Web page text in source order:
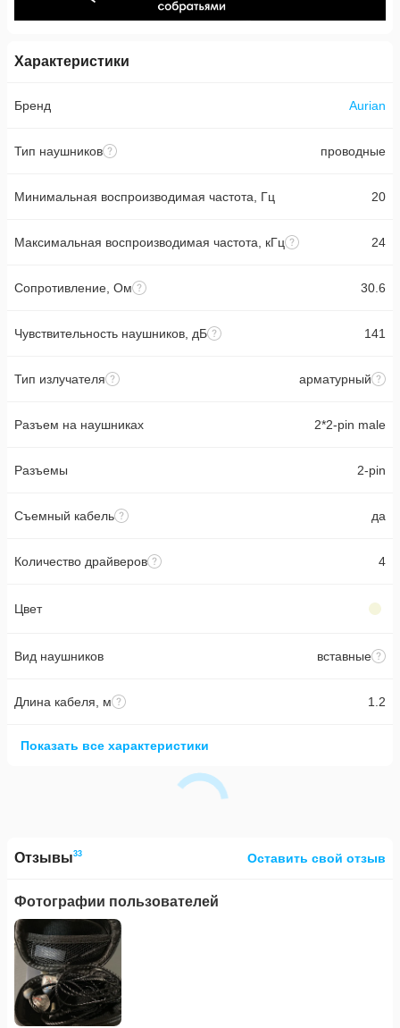
Характеристики
Бренд Aurian
Тип наушников проводные
Минимальная воспроизводимая частота, Гц 20
Максимальная воспроизводимая частота, кГц 24
Сопротивление, Ом 30.6
Чувствительность наушников, дБ 141
Тип излучателя арматурный
Разъем на наушниках 2*2-pin male
Разъемы 2-pin
Съемный кабель да
Количество драйверов 4
Цвет
Вид наушников вставные
Длина кабеля, м 1.2
Показать все характеристики
Отзывы33
Фотографии пользователей
Оставить свой отзыв